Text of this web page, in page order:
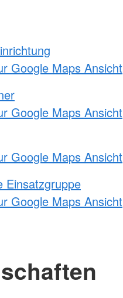
Google Maps Ansicht
Google Maps Ansicht
Google Maps Ansicht
Einsatzgruppe
Google Maps Ansicht